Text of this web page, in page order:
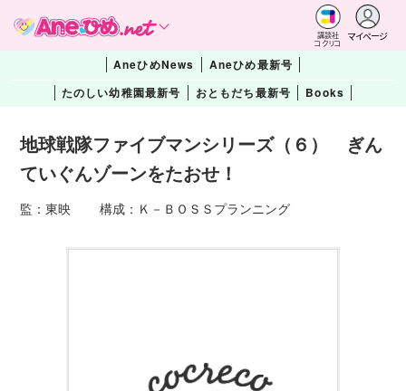
講談社
コクリコ
マイページ
AneひめNews
Aneひめ最新号
たのしい幼稚園最新号
おともだち最新号 Books
地球戦隊ファイブマンシリーズ（６） ぎん
ていぐんゾーンをたおせ！
監：東映 構成：Ｋ－ＢＯＳＳプランニング